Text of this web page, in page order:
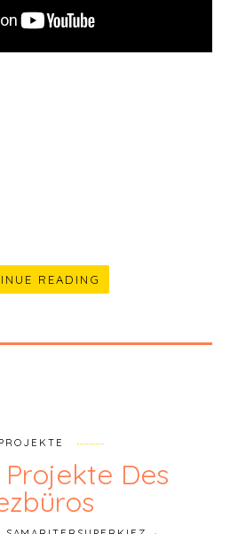
READING
PROJEKTE
Des